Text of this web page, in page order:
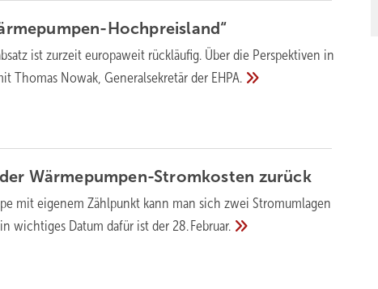
Hochpreisland“
ist zurzeit europaweit rückläufig. Über die Perspektiven in
Thomas Nowak, Generalsekretär der EHPA.
Wärmepumpen-Stromkosten zurück
mit eigenem Zählpunkt kann man sich zwei Stromumlagen
wichtiges Datum dafür ist der 28. Februar.